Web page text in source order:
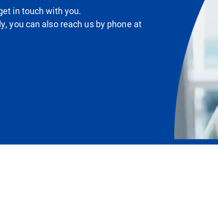
in touch with you.
you can also reach us by phone at